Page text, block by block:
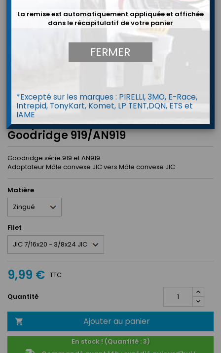
Adaptateur convexe JIC M/M -
Goodridge 919/AN919
Goodridge série 919 et AN919
Adaptateur Mâle convexe JIC vers Mâle convexe JIC
Matière
Filet
9,99 € TTC
Quantité
 Ajouter au panier
En stock ! (Quantité : 3)
La remise est automatiquement appliquée et affichée
dans le récapitulatif de votre panier
FERMER
*Excepté sur les marques : PIRELLI, 3MO, E-Race,
Intrepid, TonyKart, Komet, LP TENT,DQN, ETS et
IAME